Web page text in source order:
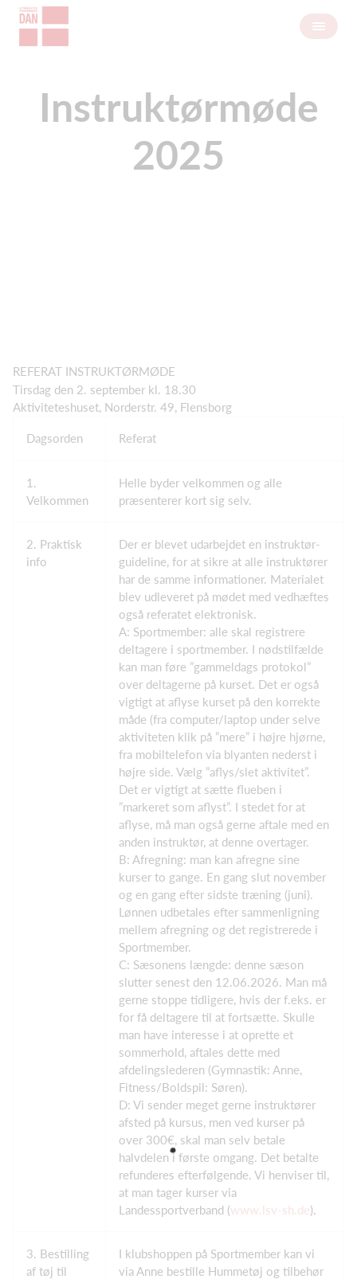
Instruktørmøde
2025
REFERAT INSTRUKTØRMØDE
Tirsdag den 2. september kl. 18.30
Aktiviteteshuset, Norderstr. 49, Flensborg
Dagsorden Referat
1.
Velkommen
Helle byder velkommen og alle
præsenterer kort sig selv.
2. Praktisk
info
Der er blevet udarbejdet en instruktør-
guideline, for at sikre at alle instruktører
har de samme informationer. Materialet
blev udleveret på mødet med vedhæftes
også referatet elektronisk.
A: Sportmember: alle skal registrere
deltagere i sportmember. I nødstilfælde
kan man føre ”gammeldags protokol”
over deltagerne på kurset. Det er også
vigtigt at aflyse kurset på den korrekte
måde (fra computer/laptop under selve
aktiviteten klik på ”mere” i højre hjørne,
fra mobiltelefon via blyanten nederst i
højre side. Vælg ”aflys/slet aktivitet”.
Det er vigtigt at sætte flueben i
”markeret som aflyst”. I stedet for at
aflyse, må man også gerne aftale med en
anden instruktør, at denne overtager.
B: Afregning: man kan afregne sine
kurser to gange. En gang slut november
og en gang efter sidste træning (juni).
Lønnen udbetales efter sammenligning
mellem afregning og det registrerede i
Sportmember.
C: Sæsonens længde: denne sæson
slutter senest den 12.06.2026. Man må
gerne stoppe tidligere, hvis der f.eks. er
for få deltagere til at fortsætte. Skulle
man have interesse i at oprette et
sommerhold, aftales dette med
afdelingslederen (Gymnastik: Anne,
Fitness/Boldspil: Søren).
D: Vi sender meget gerne instruktører
afsted på kursus, men ved kurser på
over 300€, skal man selv betale
halvdelen i første omgang. Det betalte
refunderes efterfølgende. Vi henviser til,
at man tager kurser via
Landessportverband (www.lsv-sh.de).
3. Bestilling
af tøj til
I klubshoppen på Sportmember kan vi
via Anne bestille Hummetøj og tilbehør